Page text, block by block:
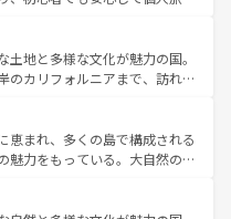
スイスならではのユニークな
だけでなく町歩きも満喫する
が高いため物価も高いが、旅行
こともできる。 なお、新
ツ一覧 を参照してほしい。
地と多様な文化が魅力の国。
のカリフォルニアまで、訪れる
ショッピング、エンターテイ
なスポットだ。一方、アメリカ
グランドキャニオンやイエロー
音楽と美食が融合した独特の
恵まれ、多くの島で構成される
魅力をもっている。大自然の神
定番の観光地といえばオアフ